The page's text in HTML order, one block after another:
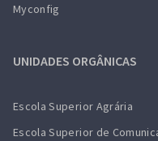
Myconfig
UNIDADES ORGÂNICAS
Escola Superior Agrária
Escola Superior de